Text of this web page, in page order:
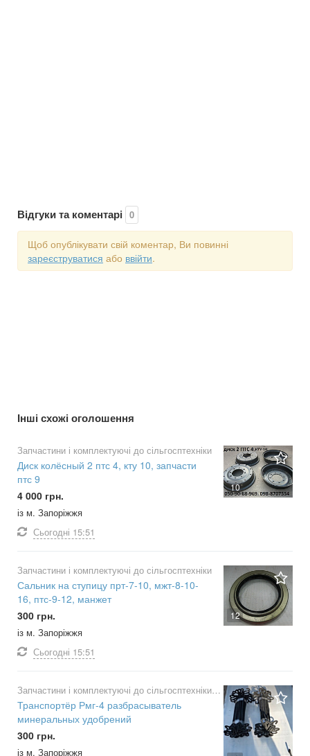
Відгуки та коментарі 0
Щоб опублікувати свій коментар, Ви повинні
зареєструватися або ввійти.
Інші схожі оголошення
10
Запчастини і комплектуючі до сільгосптехніки
Диск колёсный 2 птс 4, кту 10, запчасти
птс 9
4 000 грн.
із м. Запоріжжя
Сьогодні 15:51
12
Запчастини і комплектуючі до сільгосптехніки
Сальник на ступицу прт-7-10, мжт-8-10-
16, птс-9-12, манжет
300 грн.
із м. Запоріжжя
Сьогодні 15:51
Запчастини і комплектуючі до сільгосптехніки
Транспортёр Рмг-4 разбрасыватель
минеральных удобрений
300 грн.
із м. Запоріжжя